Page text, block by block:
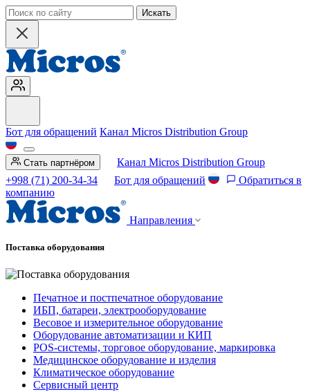
Искать
Бот для обращений Канал Micros Distribution Group
Стать партнёром
Канал Micros Distribution Group
+998 (71) 200-34-34
Бот для обращений
Обратиться в
компанию
Направления
Поставка оборудования
Печатное и постпечатное оборудование
ИБП, батареи, электрооборудование
Весовое и измерительное оборудование
Оборудование автоматизации и КИП
POS-системы, торговое оборудование, маркировка
Медицинское оборудование и изделия
Климатическое оборудование
Сервисный центр